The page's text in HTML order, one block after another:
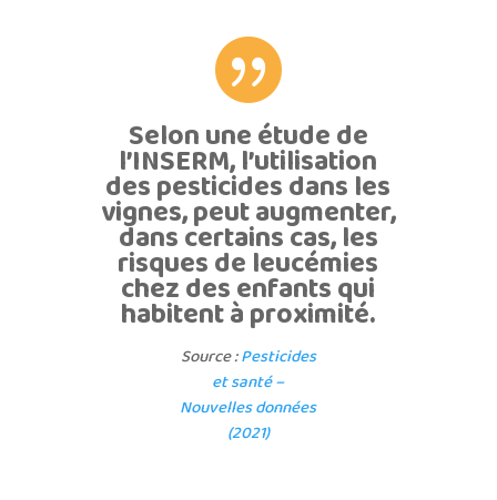

Selon une étude de
l’INSERM, l’utilisation
des pesticides dans les
vignes, peut augmenter,
dans certains cas, les
risques de leucémies
chez des enfants qui
habitent à proximité.
Source :Pesticides
et santé –
Nouvelles données
(2021)